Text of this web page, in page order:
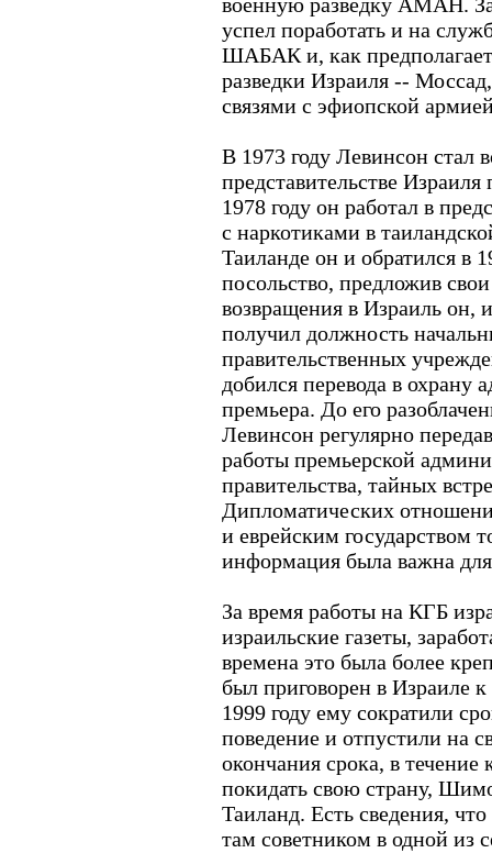
успел поработать и на
ШАБАК и, как
разведки Израиля --
связями с эфиопской
В 1973 году Левинсон стал
представительстве
1978 году он работал в
с наркотиками в
Таиланде он и обратился в
посольство, предложив
возвращения в Израиль он,
получил должность
правительственных
добился перевода в охрану
премьера. До его
Левинсон регулярно
работы премьерской
правительства, тайных
Дипломатических
и еврейским государством
информация была важна
За время работы на КГБ
израильские газеты,
времена это была более
был приговорен в Израиле
1999 году ему сократили
поведение и отпустили на
окончания срока, в
покидать свою страну,
Таиланд. Есть сведения,
там советником в одной из